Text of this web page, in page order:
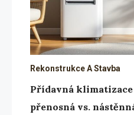
Rekonstrukce A Stavba
Přídavná klimatizace
přenosná vs.